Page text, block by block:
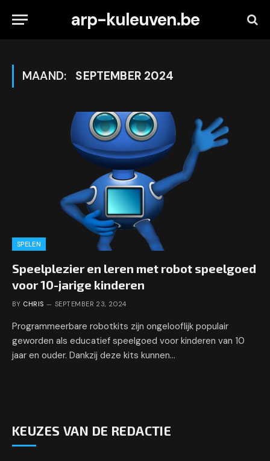
arp-kuleuven.be
MAAND: SEPTEMBER 2024
SPELEN
Speelplezier en leren met robot speelgoed
voor 10-jarige kinderen
BY CHRIS SEPTEMBER 23, 2024
Programmeerbare robotkits zijn ongelooflijk populair
geworden als educatief speelgoed voor kinderen van 10
jaar en ouder. Dankzij deze kits kunnen…
KEUZES VAN DE REDACTIE